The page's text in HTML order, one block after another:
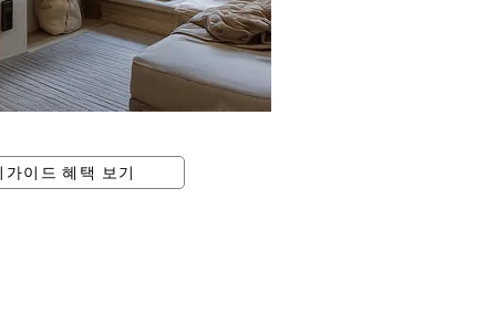
가이드 혜택 보기